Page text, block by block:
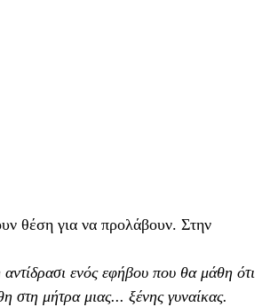
θέση για να προλάβουν. Στην
ενός εφήβου που θα μάθη ότι
στη μήτρα μιας... ξένης γυναίκας.